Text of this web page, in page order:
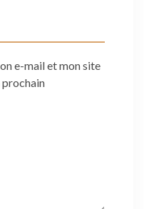
e-mail et mon site
prochain